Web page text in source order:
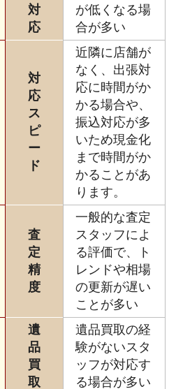
対
応
が低くなる場
合が多い
対
応
ス
ピ
ー
ド
近隣に店舗が
なく、出張対
応に時間がか
かる場合や、
振込対応が多
いため現金化
まで時間がか
かることがあ
ります。
査
定
精
度
一般的な査定
スタッフによ
る評価で、ト
レンドや相場
の更新が遅い
ことが多い
遺
品
買
取
遺品買取の経
験がないスタ
ッフが対応す
る場合が多い